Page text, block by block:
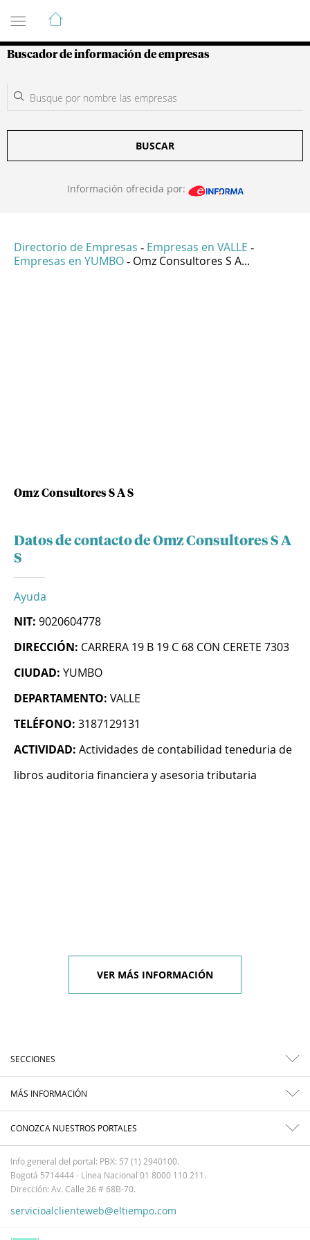
Guía de Empresas Colombianas
Buscador de información de empresas
BUSCAR
Información ofrecida por:
Directorio de Empresas - Empresas en VALLE -
Empresas en YUMBO - Omz Consultores S A...
Omz Consultores S A S
Datos de contacto de Omz Consultores S A
S
Ayuda
NIT: 9020604778
DIRECCIÓN: CARRERA 19 B 19 C 68 CON CERETE 7303
CIUDAD: YUMBO
DEPARTAMENTO: VALLE
TELÉFONO: 3187129131
ACTIVIDAD: Actividades de contabilidad teneduria de
libros auditoria financiera y asesoria tributaria
VER MÁS INFORMACIÓN
SECCIONES
MÁS INFORMACIÓN
CONOZCA NUESTROS PORTALES
Info general del portal: PBX: 57 (1) 2940100.
Bogotá 5714444 - Línea Nacional 01 8000 110 211.
Dirección: Av. Calle 26 # 68B-70.
servicioalclienteweb@eltiempo.com